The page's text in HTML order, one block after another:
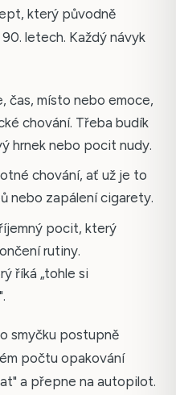
který původně
letech. Každý návyk
čas, místo nebo emoce,
chování. Třeba budík
hrnek nebo pocit nudy.
chování, ať už je to
nebo zapálení cigarety.
pocit, který
rutiny.
říká „tohle si
smyčku postupně
počtu opakování
a přepne na autopilot.